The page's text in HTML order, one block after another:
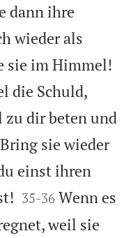
dann ihre
wieder als
sie im Himmel!
die Schuld,
zu dir beten und
sie wieder
einst ihren


35-36 Wenn es
weil sie